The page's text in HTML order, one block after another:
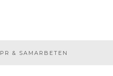
PR & SAMARBETEN